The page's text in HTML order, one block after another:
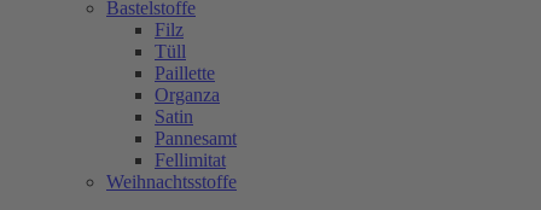
Bastelstoffe
Filz
Tüll
Paillette
Organza
Satin
Pannesamt
Fellimitat
Weihnachtsstoffe